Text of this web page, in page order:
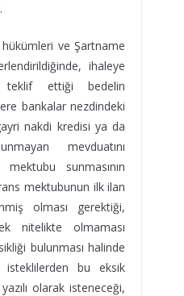
ve Şartname
ihaleye
ettiği bedelin
bankalar nezdindeki
nakdi kredisi ya da
mevduatını
sunmasının
mektubunun ilk ilan
olması gerektiği,
nitelikte olmaması
bulunması halinde
isteklilerden bu eksik
olarak isteneceği,